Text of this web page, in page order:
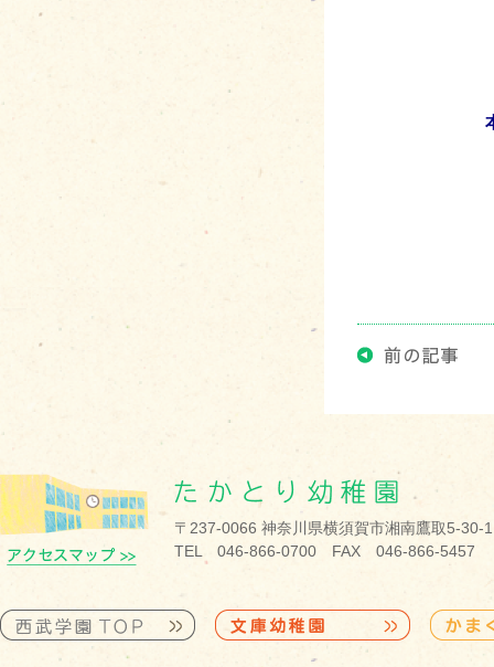
〒237-0066 神奈川県横須賀市湘南鷹取5-30-1
TEL 046-866-0700 FAX 046-866-5457